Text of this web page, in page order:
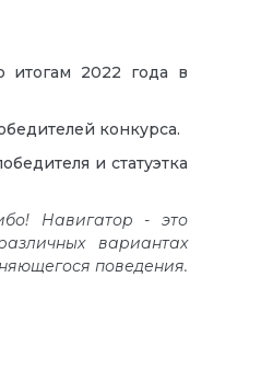
итогам 2022 года в
конкурса.
и статуэтка
Навигатор - это
вариантах
поведения.